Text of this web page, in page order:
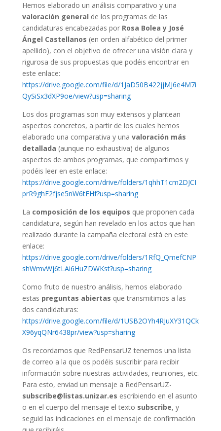
Hemos elaborado un análisis comparativo y una
valoración general de los programas de las
candidaturas encabezadas porRosa Bolea y José
Ángel Castellanos (en orden alfabético del primer
apellido), con el objetivo de ofrecer una visión clara y
rigurosa de sus propuestas que podéis encontrar en
este enlace:
https://drive.google.com/file/d/1JaD50B422jjMJ6e4M7i
QySiSx3dXP9oe/view?usp=sharing
Los dos programas son muy extensos y plantean
aspectos concretos, a partir de los cuales hemos
elaborado una comparativa y una valoración más
detallada (aunque no exhaustiva) de algunos
aspectos de ambos programas, que compartimos y
podéis leer en este enlace:
https://drive.google.com/drive/folders/1qhhT1cm2DJCI
prR9ghF2fjse5nW6tEHf?usp=sharing
La composición de los equipos que proponen cada
candidatura, según han revelado en los actos que han
realizado durante la campaña electoral está en este
enlace:
https://drive.google.com/drive/folders/1RfQ_QmefCNP
shWmvWj6tLAi6HuZDWKst?usp=sharing
Como fruto de nuestro análisis, hemos elaborado
estas preguntas abiertas que transmitimos a las
dos candidaturas:
https://drive.google.com/file/d/1USB2OYh4RJuXY31QCk
X96yqQNr6438pr/view?usp=sharing
Os recordamos que RedPensarUZ tenemos una lista
de correo a la que os podéis suscribir para recibir
información sobre nuestras actividades, reuniones, etc.
Para esto, enviad un mensaje a RedPensarUZ-
subscribe@listas.unizar.es escribiendo en el asunto
o en el cuerpo del mensaje el texto subscribe, y
seguid las indicaciones en el mensaje de confirmación